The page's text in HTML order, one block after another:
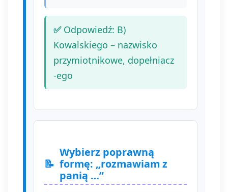
Odpowiedź: B)
Kowalskiego – nazwisko
przymiotnikowe, dopełniacz
-ego
Wybierz poprawną
formę: „rozmawiam z
panią …”